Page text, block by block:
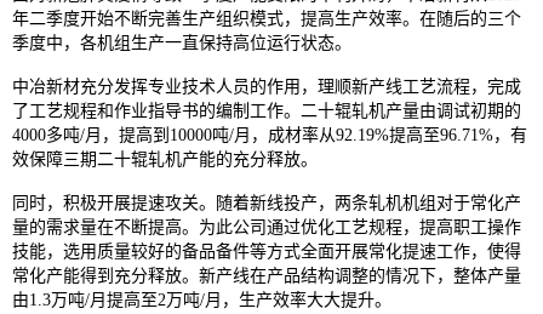
年二季度开始不断完善生产组织模式，提高生产效率。在随后的三个
季度中，各机组生产一直保持高位运行状态。
中冶新材充分发挥专业技术人员的作用，理顺新产线工艺流程，完成
了工艺规程和作业指导书的编制工作。二十辊轧机产量由调试初期的
4000多吨/月，提高到10000吨/月，成材率从92.19%提高至96.71%，有
效保障三期二十辊轧机产能的充分释放。
同时，积极开展提速攻关。随着新线投产，两条轧机机组对于常化产
量的需求量在不断提高。为此公司通过优化工艺规程，提高职工操作
技能，选用质量较好的备品备件等方式全面开展常化提速工作，使得
常化产能得到充分释放。新产线在产品结构调整的情况下，整体产量
由1.3万吨/月提高至2万吨/月，生产效率大大提升。